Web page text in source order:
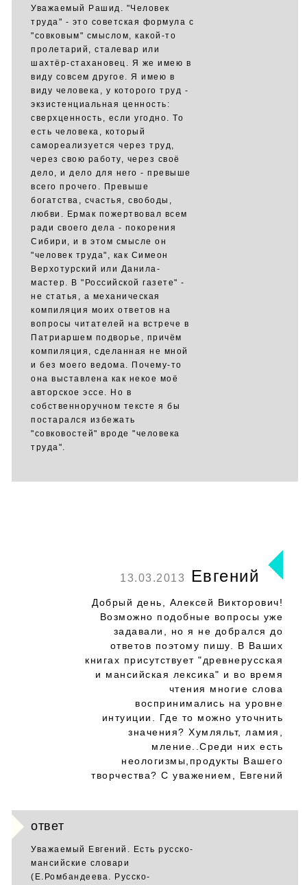
Уважаемый Рашид. "Человек
труда" - это советская формула с
"совковым" смыслом, какой-то
пролетарий, сталевар или
шахтёр-стахановец. Я же имею в
виду совсем другое. Я имею в
виду человека, у которого труд -
экзистенциальная ценность:
сверхценность, если угодно. То
есть человека, который
самореализуется через труд,
через свою работу, через своё
дело, и дело для него - превыше
всего прочего. Превыше
богатства, счастья, свободы,
любви. Ермак пожертвовал всем
ради своего дела - покорения
Сибири, и в этом смысле он
"человек труда", как Симеон
Верхотурский или Данила-
мастер. В "Российской газете" -
не статья, а механическая
компиляция моих ответов на
вопросы читателей на встрече в
Патриаршем подворье, причём
компиляция, сделанная не мной
и без моего ведома. Почему-то
она выставлена как некое моё
авторское эссе. Но в
собственноручном тексте я бы
постарался избежать
"совковостей" вроде "человека
труда".
13.03.2013 Евгений
Добрый день, Алексей Викторович!
Возможно подобные вопросы уже
задавали, но я не добрался до
ответов поэтому пишу. В Ваших
книгах присутствует "древнерусская
и мансийская лексика" и во время
чтения многие слова
воспринимались на уровне
интуиции. Где то можно уточнить
значения? Хумляльт, ламия,
мление..Среди них есть
неологизмы,продукты Вашего
творчества? С уважением, Евгений
ответ
Уважаемый Евгений. Есть русско-
мансийские словари
(Е.Ромбандеева. Русско-